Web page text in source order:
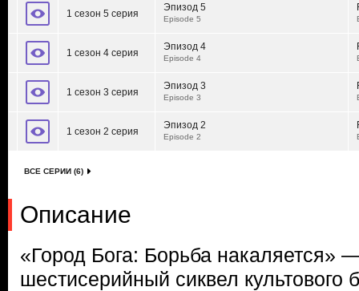
1 сезон 5 серия
Эпизод 5
Episode 5
1 сезон 4 серия
Эпизод 4
Episode 4
1 сезон 3 серия
Эпизод 3
Episode 3
1 сезон 2 серия
Эпизод 2
Episode 2
ВСЕ СЕРИИ (6)
Описание
«Город Бога: Борьба накаляется»
шестисерийный сиквел культового